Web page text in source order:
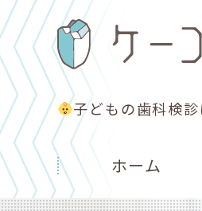
子どもの歯科検診
ホーム